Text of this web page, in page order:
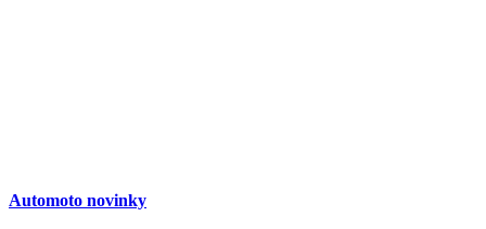
Automoto novinky